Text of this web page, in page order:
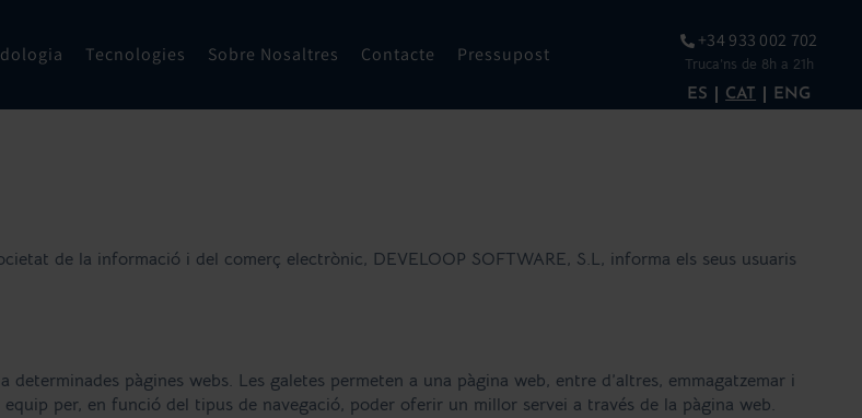
Tecnologies Sobre Nosaltres Contacte Pressupost
+34 933 002 702
Truca’ns de 8h a 21h
ES CAT ENG
de la informació i del comerç electrònic, DEVELOOP SOFTWARE, S.L, informa els seus usuaris
pàgines webs. Les galetes permeten a una pàgina web, entre d’altres, emmagatzemar i
per, en funció del tipus de navegació, poder oferir un millor servei a través de la pàgina web.